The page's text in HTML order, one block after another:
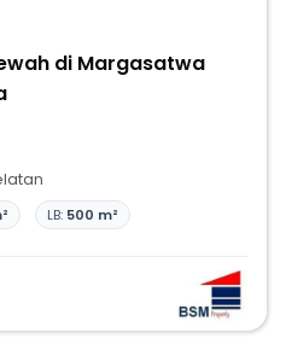
di Margasatwa
LB: 500 m²